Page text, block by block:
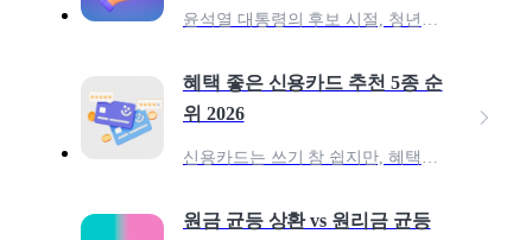
윤석열 대통령의 후보 시절, 청년들의 목돈 마련을 위하여 10년 만기 1억 원의 저축 상품을 약속 한 바 있어요. 이 공약을 다듬어, 23년 6월 청년들의 중장기 자산 형성을 지
혜택 좋은 신용카드 추천 5종 순
위 2026
신용카드는 쓰기 참 쉽지만, 혜택을 100% 활용하려면 어떤 카드를 써야 할지 고민되죠? 종류도 너무 많아 내 소비 패턴에 딱 맞는 카드를 찾는 건 더 어렵게 느껴질 수 있습니다.
원금 균등 상환 vs 원리금 균등